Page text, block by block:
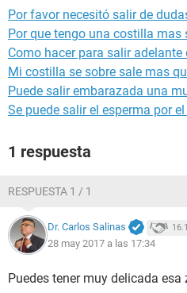
Por favor necesitó salir de
Por que tengo una costilla mas
Como hacer para salir
Mi costilla se sobre sale mas
Puede salir embarazada una
Se puede salir el esperma por
1 respuesta
RESPUESTA 1 / 1
Dr. Carlos Salinas
28 may 2017 a las 17:34
Puedes tener muy delicada esa